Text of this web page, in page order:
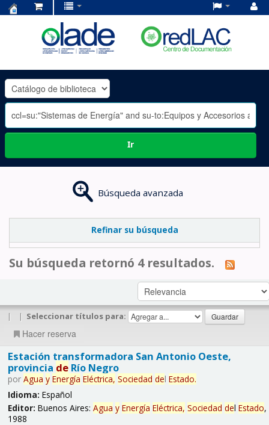
OLADE
-
Ir
Búsqueda avanzada
Refinar su búsqueda
Su búsqueda retornó 4 resultados.
| | Seleccionar títulos para:
Hacer reserva
Estación transformadora San Antonio Oeste,
provincia deRío Negro
por Agua y Energía Eléctrica, Sociedad del Estado.
Idioma: Español
Editor: Buenos Aires: Agua y Energía Eléctrica, Sociedad del Estado,
1988